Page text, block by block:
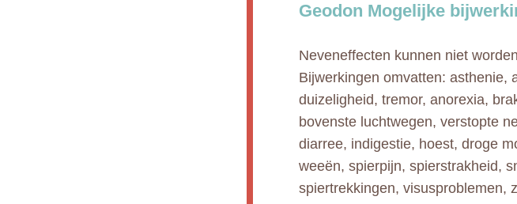
Geodon Mogelijke
Neveneffecten kunnen niet
Bijwerkingen omvatten: asthenie,
duizeligheid, tremor, anorexia,
bovenste luchtwegen, verstopte
diarree, indigestie, hoest, droge
weeën, spierpijn, spierstrakheid,
spiertrekkingen, visusproblemen,